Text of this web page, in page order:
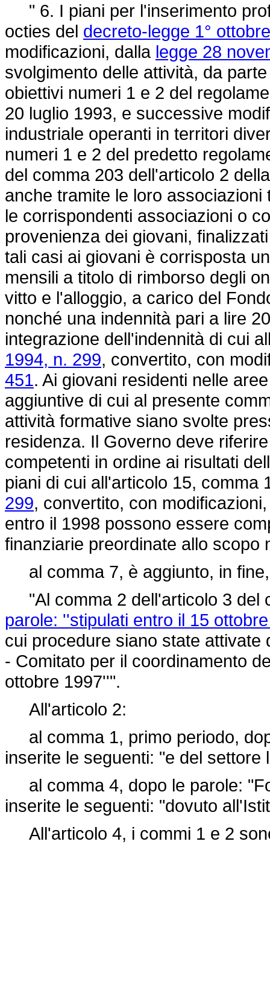
" 6. I piani per l'inserimento
octies del decreto-legge 1°
modificazioni, dalla legge 28
svolgimento delle attività, da
obiettivi numeri 1 e 2 del
20 luglio 1993, e successive
industriale operanti in territori
numeri 1 e 2 del predetto
del comma 203 dell'articolo 2
anche tramite le loro
le corrispondenti associazioni o
provenienza dei giovani,
tali casi ai giovani è corrisposta
mensili a titolo di rimborso degli
vitto e l'alloggio, a carico del
nonché una indennità pari a lire
integrazione dell'indennità di cui
1994, n. 299, convertito, con
451. Ai giovani residenti nelle
aggiuntive di cui al presente
attività formative siano svolte
residenza. Il Governo deve
competenti in ordine ai risultati
piani di cui all'articolo 15, comma
299, convertito, con
entro il 1998 possono essere
finanziarie preordinate allo scopo
al comma 7, è aggiunto, in
"Al comma 2 dell'articolo 3 del
parole: ''stipulati entro il 15
cui procedure siano state attivate
- Comitato per il coordinamento
ottobre 1997''".
All'articolo 2:
al comma 1, primo periodo,
inserite le seguenti: "e del settore
al comma 4, dopo le parole:
inserite le seguenti: "dovuto
All'articolo 4, i commi 1 e 2